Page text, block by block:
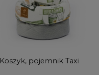
Koszyk, pojemnik Taxi